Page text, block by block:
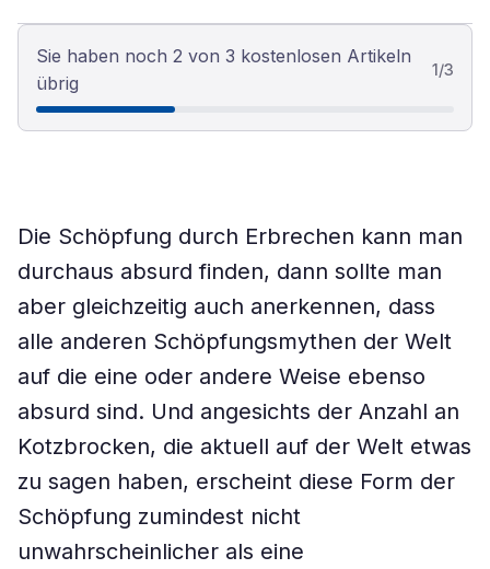
Sie haben noch 2 von 3 kostenlosen Artikeln
übrig
1/3
Die Schöpfung durch Erbrechen kann man
durchaus absurd finden, dann sollte man
aber gleichzeitig auch anerkennen, dass
alle anderen Schöpfungsmythen der Welt
auf die eine oder andere Weise ebenso
absurd sind. Und angesichts der Anzahl an
Kotzbrocken, die aktuell auf der Welt etwas
zu sagen haben, erscheint diese Form der
Schöpfung zumindest nicht
unwahrscheinlicher als eine